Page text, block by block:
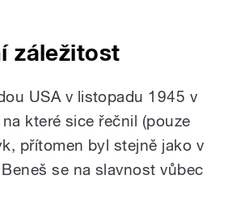
záležitost
USA v listopadu 1945 v
které sice řečnil (pouze
přítomen byl stejně jako v
se na slavnost vůbec